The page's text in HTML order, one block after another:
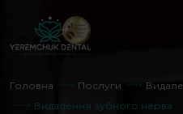
Головна Послуги
Видалення зубного нерва